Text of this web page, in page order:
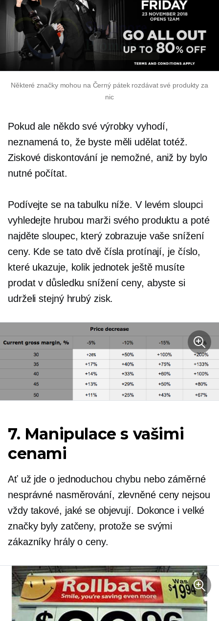
Některé značky mohou na Černý pátek rozdávat své produkty za
nic
Pokud ale někdo své výrobky vyhodí,
neznamená to, že byste měli udělat totéž.
Ziskové diskontování je nemožné, aniž by bylo
nutné počítat.
Podívejte se na tabulku níže. V levém sloupci
vyhledejte hrubou marži svého produktu a poté
najděte sloupec, který zobrazuje vaše snížení
ceny. Kde se tato dvě čísla protínají, je číslo,
které ukazuje, kolik jednotek ještě musíte
prodat v důsledku snížení ceny, abyste si
udrželi stejný hrubý zisk.
7. Manipulace s vašimi
cenami
Ať už jde o jednoduchou chybu nebo záměrné
nesprávné nasměrování, zlevněné ceny nejsou
vždy takové, jaké se objevují. Dokonce i velké
značky byly zatčeny, protože se svými
zákazníky hrály o ceny.